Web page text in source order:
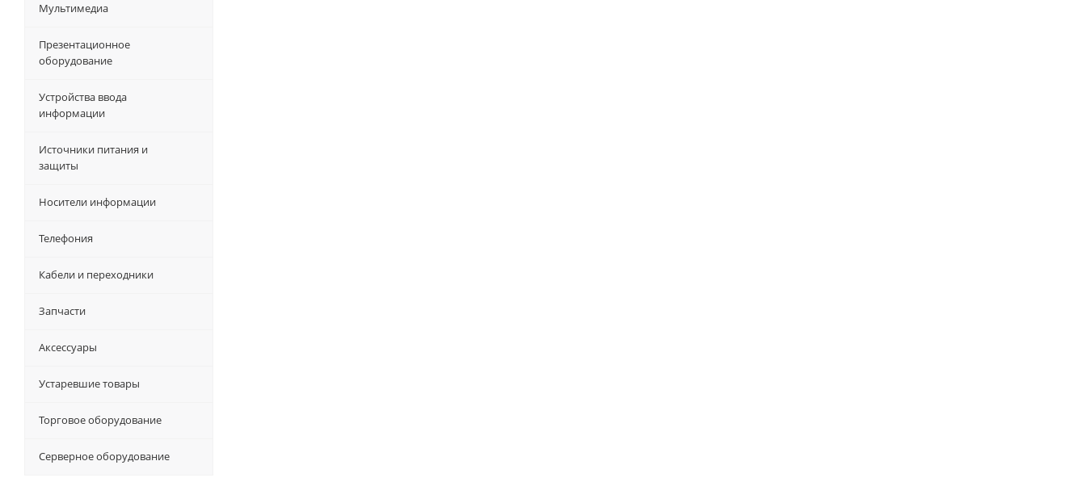
Мультимедиа
Презентационное
оборудование
Устройства ввода
информации
Источники питания и
защиты
Носители информации
Телефония
Кабели и переходники
Запчасти
Аксессуары
Устаревшие товары
Торговое оборудование
Серверное оборудование